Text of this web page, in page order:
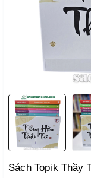
Sách Topik Thầy